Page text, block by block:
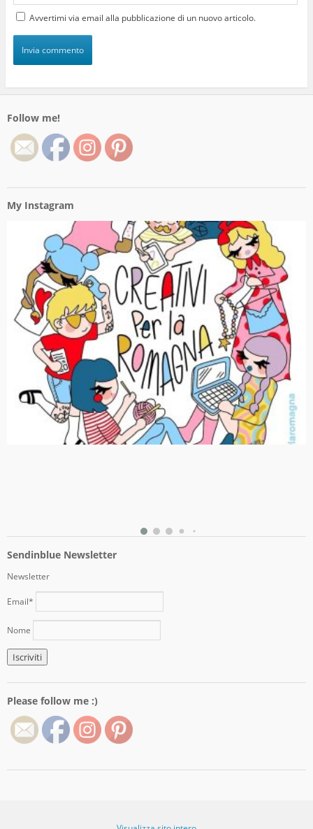
Avvertimi via email alla pubblicazione di un nuovo articolo.
Follow me!
My Instagram
Sendinblue Newsletter
Newsletter
Email*
Nome
Please follow me :)